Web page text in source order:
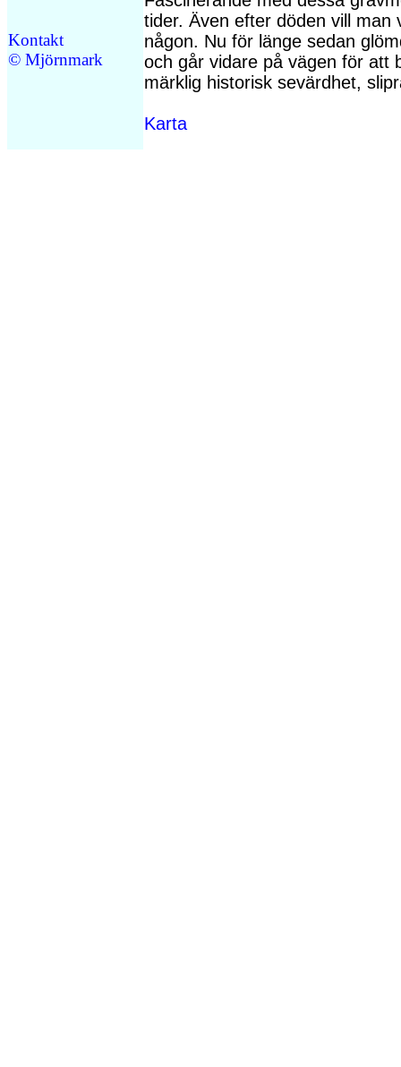
Kontakt
© Mjörnmark
tider. Även efter döden vill man
någon. Nu för länge sedan
och går vidare på vägen för att
märklig historisk sevärdhet,
Karta